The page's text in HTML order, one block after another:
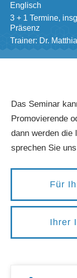
Englisch
3 + 1 Termine,
Präsenz
Trainer: Dr.
Das Seminar
Promovierende
dann werden die
sprechen Sie
Für
Ihrer